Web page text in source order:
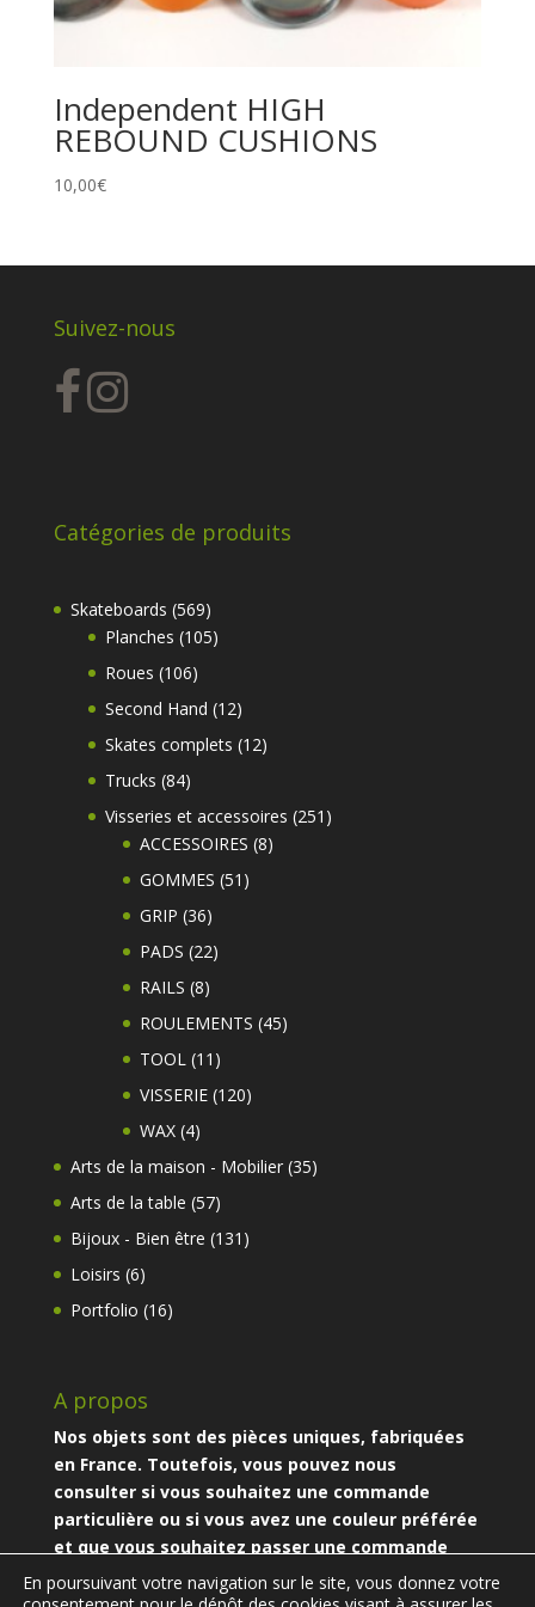
Independent HIGH
REBOUND CUSHIONS
10,00€
Suivez-nous
Catégories de produits
Skateboards 569569
produits
Planches 105105
Roues 106106
produits
Second Hand 1212
produits
Skates complets 1212
Trucks 8484
produits
Visseries et accessoires 251 251
ACCESSOIRES 88
GOMMES 51 51
GRIP 3636
produits
PADS 2222
RAILS 88
produits
ROULEMENTS 4545
TOOL 11 11
produits
VISSERIE 120120
WAX 44
produits
Arts de la maison - Mobilier 3535
Arts de la table 5757
produits
Bijoux - Bien être 131 131
Loisirs 66
produits
Portfolio 1616
A propos
Nos objets sont des pièces uniques, fabriquées
en France. Toutefois, vous pouvez nous
consulter si vous souhaitez une commande
particulière ou si vous avez une couleur préférée
et que vous souhaitez passer une commande
particulière.
En poursuivant votre navigation sur le site, vous donnez votre